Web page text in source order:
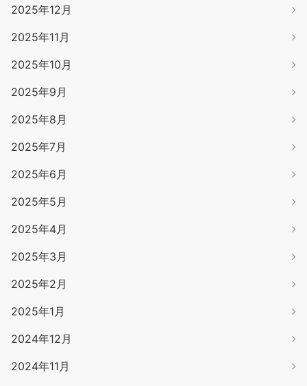
2025年12月
2025年11月
2025年10月
2025年9月
2025年8月
2025年7月
2025年6月
2025年5月
2025年4月
2025年3月
2025年2月
2025年1月
2024年12月
2024年11月